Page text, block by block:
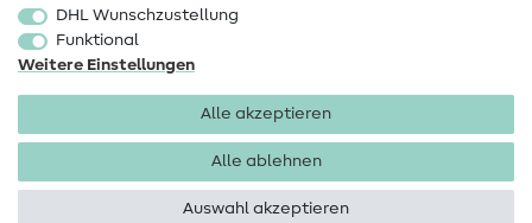
DHL Wunschzustellung
Funktional
Weitere Einstellungen
Alle akzeptieren
Alle ablehnen
Auswahl akzeptieren
Impressum Datenschutz
AGB
Copyright 2026 SewIY GmbH